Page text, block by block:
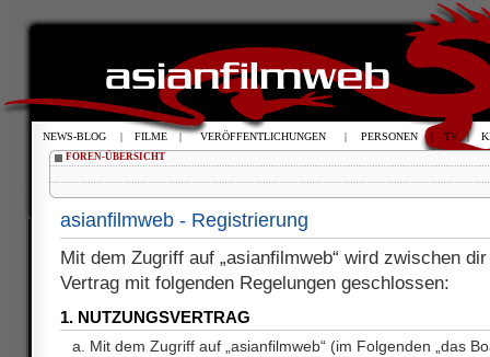
FOREN-ÜBERSICHT
asianfilmweb - Registrierung
Mit dem Zugriff auf „asianfilmweb“ wird zwischen
Vertrag mit folgenden Regelungen geschlossen:
1. NUTZUNGSVERTRAG
Mit dem Zugriff auf „asianfilmweb“ (im Folgenden „das
NEWS-BLOG | FILME | VERÖFFENTLICHUNGEN | PERSONEN | TV |